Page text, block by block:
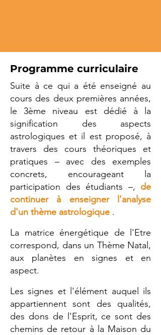
Programme curriculaire
Suite à ce qui a été enseigné au
cours des deux premières années,
le 3ème niveau est dédié à la
signification des aspects
astrologiques et il est proposé, à
travers des cours théoriques et
pratiques – avec des exemples
concrets, encourageant la
participation des étudiants –, de
continuer à enseigner l'analyse
d'un thème astrologique .
La matrice énergétique de l'Etre
correspond, dans un Thème Natal,
aux planètes en signes et en
aspect.
Les signes et l'élément auquel ils
appartiennent sont des qualités,
des dons de l'Esprit, ce sont des
chemins de retour à la Maison du